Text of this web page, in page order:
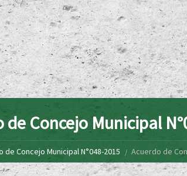
de Concejo Municipal
de Concejo Municipal N°048-2015 Acuerdo de